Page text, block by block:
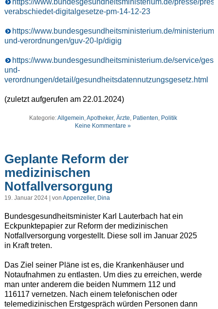
https://www.bundesgesundheitsministerium.de/presse/
verabschiedet-digitalgesetze-pm-14-12-23
https://www.bundesgesundheitsministerium.de/
und-verordnungen/guv-20-lp/digig
https://www.bundesgesundheitsministerium.de/service/
und-
verordnungen/detail/gesundheitsdatennutzungsgesetz.html
(zuletzt aufgerufen am 22.01.2024)
Kategorie:Allgemein,Apotheker, Ärzte, Patienten, Politik
Keine Kommentare »
Geplante Reform der
medizinischen
Notfallversorgung
19. Januar 2024 | von Appenzeller, Dina
Bundesgesundheitsminister Karl Lauterbach hat ein
Eckpunktepapier zur Reform der medizinischen
Notfallversorgung vorgestellt. Diese soll im Januar 2025
in Kraft treten.
Das Ziel seiner Pläne ist es, die Krankenhäuser und
Notaufnahmen zu entlasten. Um dies zu erreichen, werde
man unter anderem die beiden Nummern 112 und
116117 vernetzen. Nach einem telefonischen oder
telemedizinischen Erstgespräch würden Personen dann